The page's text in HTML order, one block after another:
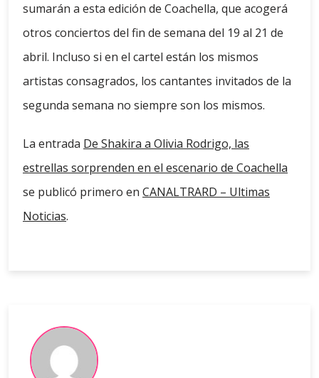
sumarán a esta edición de Coachella, que acogerá
otros conciertos del fin de semana del 19 al 21 de
abril. Incluso si en el cartel están los mismos
artistas consagrados, los cantantes invitados de la
segunda semana no siempre son los mismos.
La entrada De Shakira a Olivia Rodrigo, las
estrellas sorprenden en el escenario de Coachella
se publicó primero en CANALTRARD – Ultimas
Noticias.